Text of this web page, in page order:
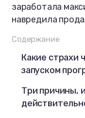
заработала
навредила
Содержание
Какие страхи
запуском
Три причины,